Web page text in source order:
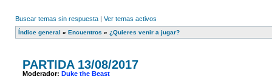
Buscar temas sin respuesta | Ver temas activos
Índice general » Encuentros » ¿Quieres venir a jugar?
PARTIDA 13/08/2017
Moderador: Duke the Beast